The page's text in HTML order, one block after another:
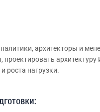
архитекторы и
роста нагрузки.